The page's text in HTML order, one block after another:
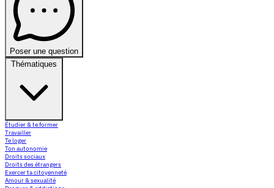
Poser une question
Thématiques
Étudier & te former
Travailler
Te loger
Ton autonomie
Droits sociaux
Droits des étrangers
Exercer ta citoyenneté
Amour & sexualité